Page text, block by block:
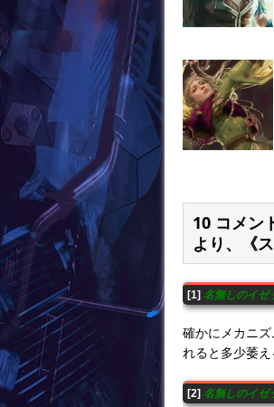
10 コメン
より、《
[1] 名無しのイゼ
確かにメカニ
れると多少萎え
[2] 名無しのイゼ